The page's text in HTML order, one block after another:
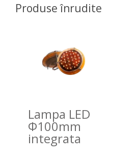
Produse înrudite
Lampa LED
Φ100mm
integrata